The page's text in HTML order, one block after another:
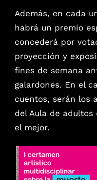
Además, en cada
habrá un premio
concederá por
proyección y
fines de semana
galardones. En el
cuentos, serán los
del Aula de
el mejor.